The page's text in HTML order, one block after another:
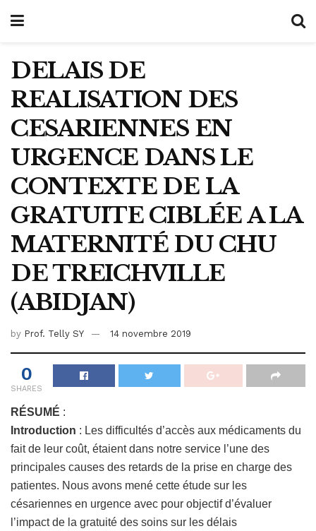
DELAIS DE
REALISATION DES
CESARIENNES EN
URGENCE DANS LE
CONTEXTE DE LA
GRATUITE CIBLÉE A LA
MATERNITÉ DU CHU
DE TREICHVILLE
(ABIDJAN)
by Prof. Telly SY 14 novembre 2019
0
SHARES
RÉSUMÉ :
Introduction : Les difficultés d’accès aux médicaments du
fait de leur coût, étaient dans notre service l’une des
principales causes des retards de la prise en charge des
patientes. Nous avons mené cette étude sur les
césariennes en urgence avec pour objectif d’évaluer
l’impact de la gratuité des soins sur les délais